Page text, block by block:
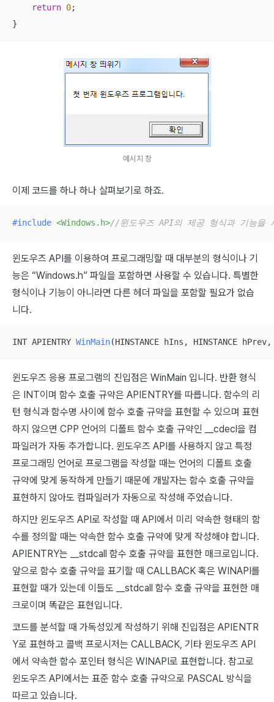
return 0;
}
메시지 창
이제 코드를 하나 하나 살펴보기로 하죠.
#include <Windows.h>//윈도우즈 API의 제공 형식과 기능을
윈도우즈 API를 이용하여 프로그래밍할 때 대부분의 형식이나 기
능은 “Windows.h” 파일을 포함하면 사용할 수 있습니다. 특별한
형식이나 기능이 아니라면 다른 헤더 파일을 포함할 필요가 없습
니다.
INT APIENTRY WinMain(HINSTANCE hIns, HINSTANCE
윈도우즈 응용 프로그램의 진입점은 WinMain 입니다. 반환 형식
은 INT이며 함수 호출 규약은 APIENTRY를 따릅니다. 함수의 리
턴 형식과 함수명 사이에 함수 호출 규약을 표현할 수 있으며 표현
하지 않으면 CPP 언어의 디폴트 함수 호출 규약인 __cdecl을 컴
파일러가 자동 추가합니다. 윈도우즈 API를 사용하지 않고 특정
프로그래밍 언어로 프로그램을 작성할 때는 언어의 디폴트 호출
규약에 맞게 동작하게 만들기 때문에 개발자는 함수 호출 규약을
표현하지 않아도 컴파일러가 자동으로 작성해 주었습니다.
하지만 윈도우즈 API로 작성할 때 API에서 미리 약속한 형태의 함
수를 정의할 때는 약속한 함수 호출 규약에 맞게 작성해야 합니다.
APIENTRY는 __stdcall 함수 호출 규약을 표현한 매크로입니다.
앞으로 함수 호출 규약을 표기할 때 CALLBACK 혹은 WINAPI를
표현할 때가 있는데 이들도 __stdcall 함수 호출 규약을 표현한 매
크로이며 똑같은 표현입니다.
코드를 분석할 때 가독성있게 작성하기 위해 진입점은 APIENTR
Y로 표현하고 콜백 프로시저는 CALLBACK, 기타 윈도우즈 API
에서 약속한 함수 포인터 형식은 WINAPI로 표현합니다. 참고로
윈도우즈 API에서는 표준 함수 호출 규약으로 PASCAL 방식을
따르고 있습니다.